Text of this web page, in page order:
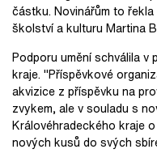
částku. Novinářům to
školství a kulturu Martina
Podporu umění schválila v
kraje. "Příspěvkové
akvizice z příspěvku na
zvykem, ale v souladu s
Královéhradeckého kraje
nových kusů do svých